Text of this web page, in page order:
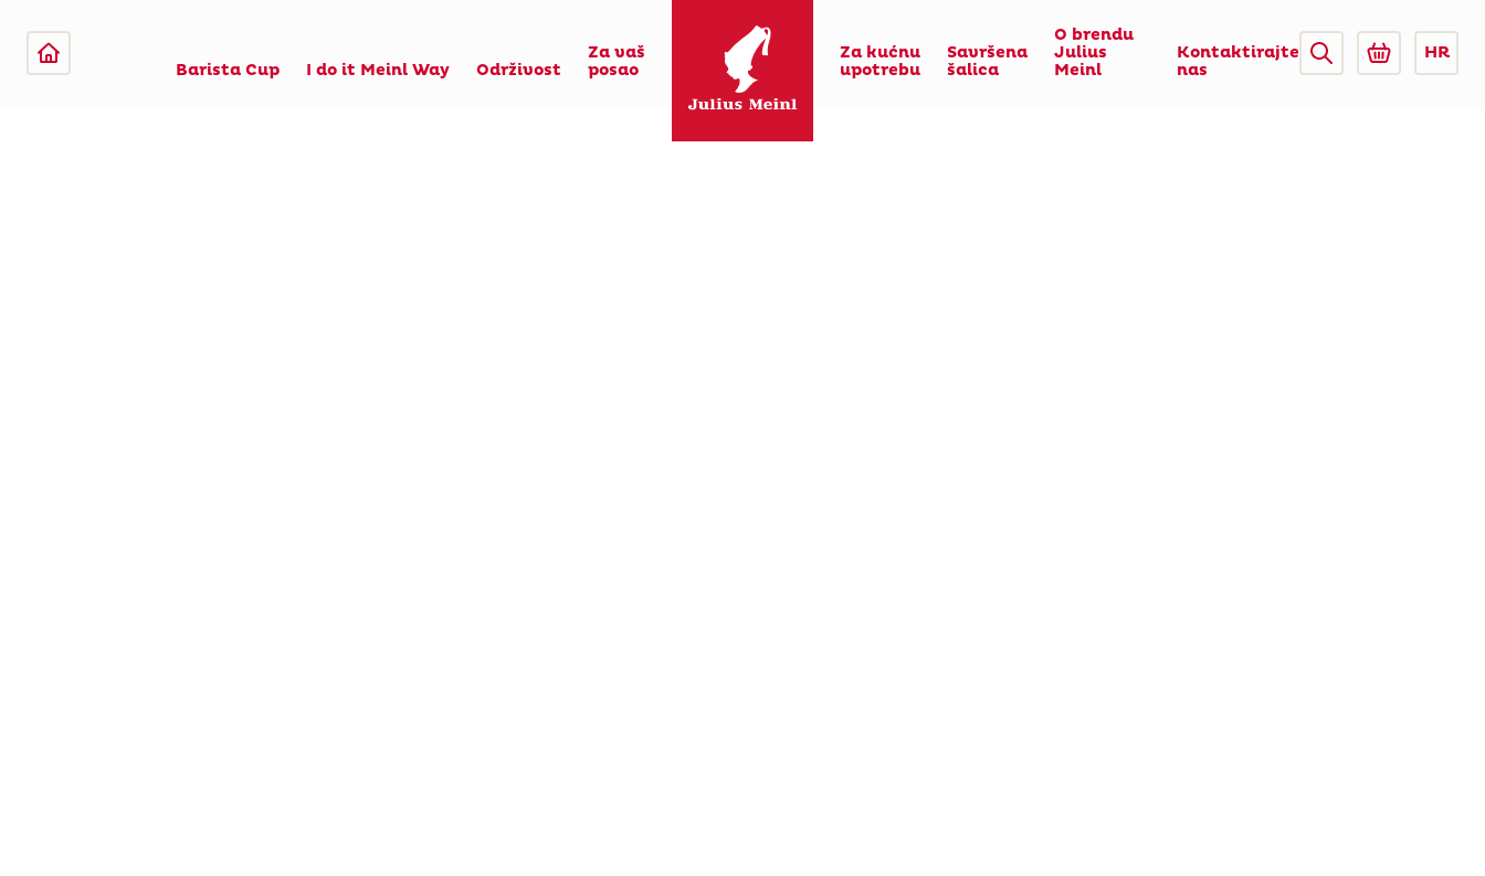
Barista Cup I do it Meinl Way Održivost
Za vaš
posao
Za kućnu
upotrebu
Savršena
šalica
O brendu
Julius
Meinl
Kontaktirajte
nas
HR